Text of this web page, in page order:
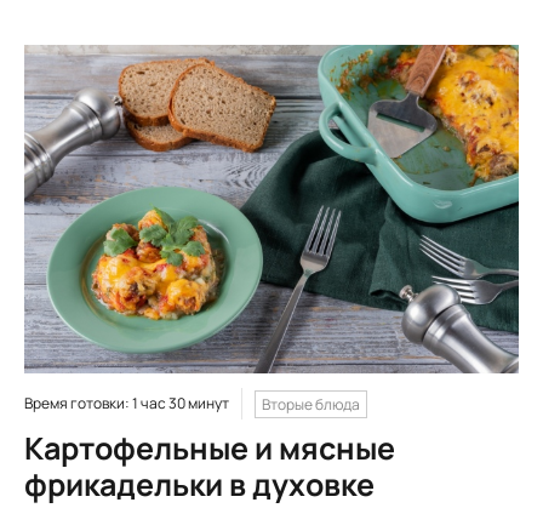
Время готовки: 1 час 30 минут Вторые блюда
Картофельные и мясные
фрикадельки в духовке